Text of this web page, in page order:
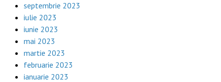
septembrie 2023
iulie 2023
iunie 2023
mai 2023
martie 2023
februarie 2023
ianuarie 2023